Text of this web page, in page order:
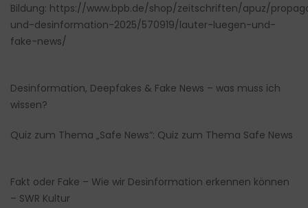
Bildung: https://www.bpb.de/shop/zeitschriften/apuz/
und-desinformation-2025/570919/lauter-luegen-und-
fake-news/
Desinformation, Deepfakes & Fake News – was muss ich
wissen?
Quiz zum Thema „Safe News“: Quiz zum Thema Safe News
Fakt oder Fake – Wie wir Desinformation erkennen können
– SWR Kultur